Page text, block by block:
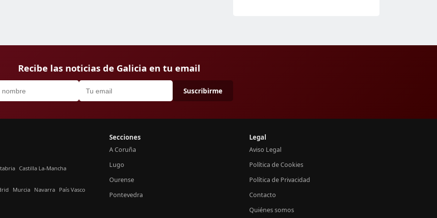
Recibe las noticias de Galicia en tu email
Suscribirme
Castilla La-Mancha
Murcia Navarra País Vasco
Secciones
A Coruña
Lugo
Ourense
Pontevedra
Legal
Aviso Legal
Política de Cookies
Política de Privacidad
Contacto
Quiénes somos